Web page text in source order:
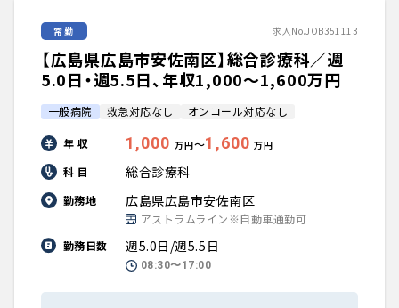
常勤 求人No.JOB351113
【広島県広島市安佐南区】総合診療科／週
5.0日・週5.5日、年収1,000〜1,600万円
一般病院 救急対応なし オンコール対応なし
年 収 1,000 万円〜1,600 万円
科 目 総合診療科
勤務地 広島県広島市安佐南区
アストラムライン※自動車通勤可
勤務日数
週5.0日/週5.5日
08:30〜17:00